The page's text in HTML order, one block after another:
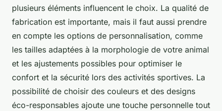
plusieurs éléments influencent le choix. La qualité de
fabrication est importante, mais il faut aussi prendre
en compte les options de personnalisation, comme
les tailles adaptées à la morphologie de votre animal
et les ajustements possibles pour optimiser le
confort et la sécurité lors des activités sportives. La
possibilité de choisir des couleurs et des designs
éco-responsables ajoute une touche personnelle tout